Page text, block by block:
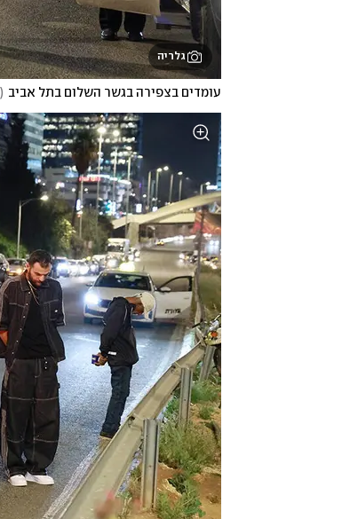
גלריה
עומדים בצפירה בגשר השלום בתל אביב (